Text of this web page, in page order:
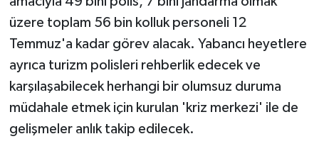
üzere toplam 56 bin kolluk personeli 12
Temmuz'a kadar görev alacak. Yabancı heyetlere
ayrıca turizm polisleri rehberlik edecek ve
karşılaşabilecek herhangi bir olumsuz duruma
müdahale etmek için kurulan 'kriz merkezi' ile de
gelişmeler anlık takip edilecek.